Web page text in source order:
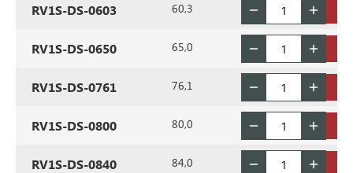
RV1S-DS-0603 60,3
RV1S-DS-0650 65,0
RV1S-DS-0761 76,1
RV1S-DS-0800 80,0
RV1S-DS-0840 84,0